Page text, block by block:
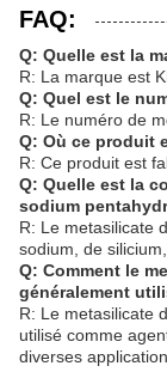
FAQ:
Q: Quelle est la
R: La marque est
Q: Quel est le
R: Le numéro de
Q: Où ce produit
R: Ce produit est
Q: Quelle est la
sodium
R: Le metasilicate
sodium, de
Q: Comment le
généralement
R: Le metasilicate
utilisé comme
diverses